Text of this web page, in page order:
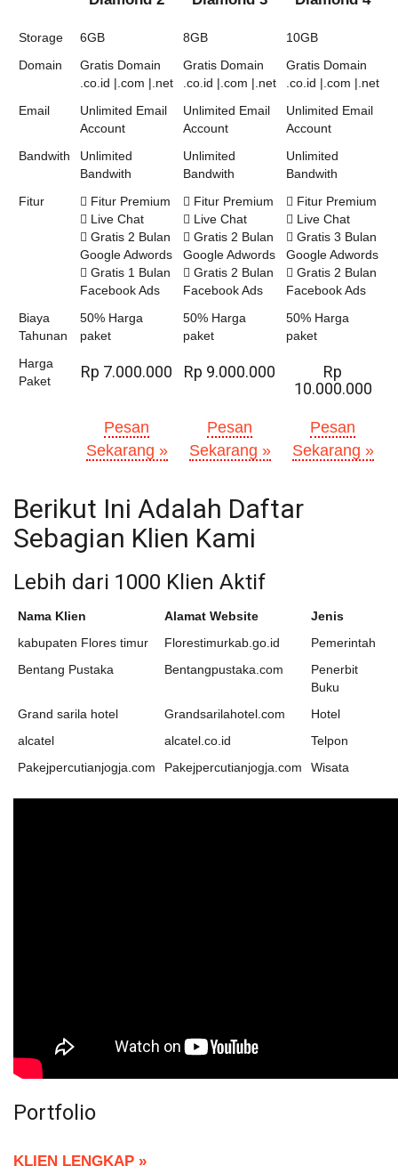
Storage 6GB 8GB
10GB
Domain
Gratis Domain
.co.id |.com |.net
Gratis Domain
.co.id |.com |.net
Gratis Domain
.co.id |.com |.net
Email
Unlimited Email
Account
Unlimited Email
Account
Unlimited Email
Account
Bandwith
Unlimited
Bandwith
Unlimited
Bandwith
Unlimited
Bandwith
Fitur
Fitur Premium
Live Chat
Gratis 2 Bulan
Google Adwords
Gratis 1 Bulan
Facebook Ads
Fitur Premium
Live Chat
Gratis 2 Bulan
Google Adwords
Gratis 2 Bulan
Facebook Ads
Fitur Premium
Live Chat
Gratis 3 Bulan
Google Adwords
Gratis 2 Bulan
Facebook Ads
Biaya
Tahunan
50% Harga
paket
50% Harga
paket
50% Harga
paket
Harga
Paket
Rp 7.000.000 Rp 9.000.000
Rp
10.000.000
Pesan
Sekarang »
Pesan
Sekarang »
Pesan
Sekarang »
Berikut Ini Adalah Daftar
Sebagian Klien Kami
Lebih dari 1000 Klien Aktif
Nama Klien Alamat Website
Jenis
kabupaten Flores timur
Florestimurkab.go.id
Pemerintah
Bentang Pustaka
Bentangpustaka.com
Penerbit
Buku
Grand sarila hotel
Grandsarilahotel.com
Hotel
alcatel
alcatel.co.id
Telpon
Pakejpercutianjogja.com
Pakejpercutianjogja.com Wisata
Portfolio
KLIEN LENGKAP »